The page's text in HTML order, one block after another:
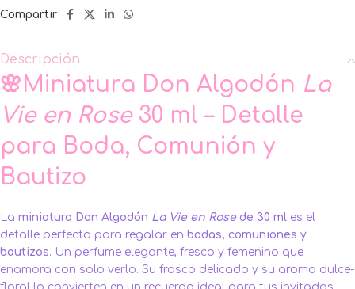
Compartir:
Descripción
🌸Miniatura Don Algodón La
Vie en Rose30 ml – Detalle
para Boda, Comunión y
Bautizo
La miniatura Don Algodón La Vie en Rosede 30 ml es el
detalle perfecto para regalar en bodas, comuniones y
bautizos. Un perfume elegante, fresco y femenino que
enamora con solo verlo. Su frasco delicado y su aroma dulce-
floral lo convierten en un recuerdo ideal para tus invitados,